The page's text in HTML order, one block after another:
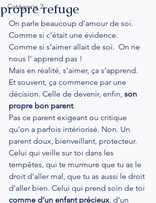
Catégorie 2
propre refuge
On parle beaucoup d’amour de soi.
Comme si c’était une évidence.
Comme si s’aimer allait de soi.  On ne
nous l' apprend pas !
Mais en réalité, s’aimer, ça s’apprend.
Et souvent, ça commence par une
décision. Celle de devenir, enfin, son
propre bon parent.
Pas ce parent exigeant ou critique
qu’on a parfois intériorisé. Non. Un
parent doux, bienveillant, protecteur.
Celui qui veille sur toi dans les
tempêtes, qui te murmure que tu as le
droit d’aller mal, que tu as aussi le droit
d’aller bien. Celui qui prend soin de toi
comme d’un enfant précieux, d’un